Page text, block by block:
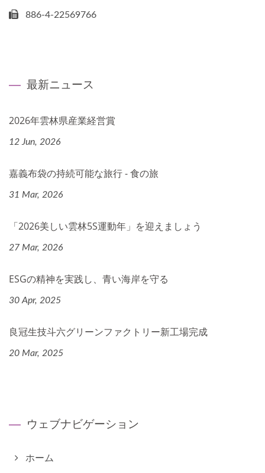
886-4-22569766
最新ニュース
2026年雲林県産業経営賞
12 Jun, 2026
嘉義布袋の持続可能な旅行 - 食の旅
31 Mar, 2026
「2026美しい雲林5S運動年」を迎えましょう
27 Mar, 2026
ESGの精神を実践し、青い海岸を守る
30 Apr, 2025
良冠生技斗六グリーンファクトリー新工場完成
20 Mar, 2025
ウェブナビゲーション
ホーム